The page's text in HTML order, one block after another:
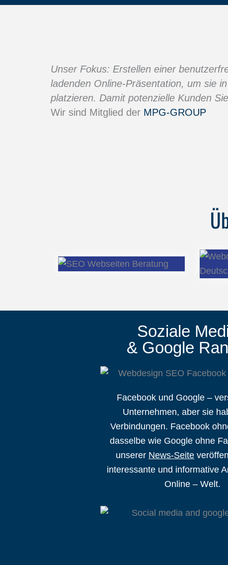
Unser Fokus: Erstellen einer
ladenden Online-Präsentation, um sie
platzieren. Damit potenzielle Kunden
Wir sind Mitglied der MPG-GROUP
Soziale
& Google
Facebook und Google –
Unternehmen, aber sie
Verbindungen. Facebook
dasselbe wie Google ohne
unserer News-Seite
interessante und informative
Online – Welt.